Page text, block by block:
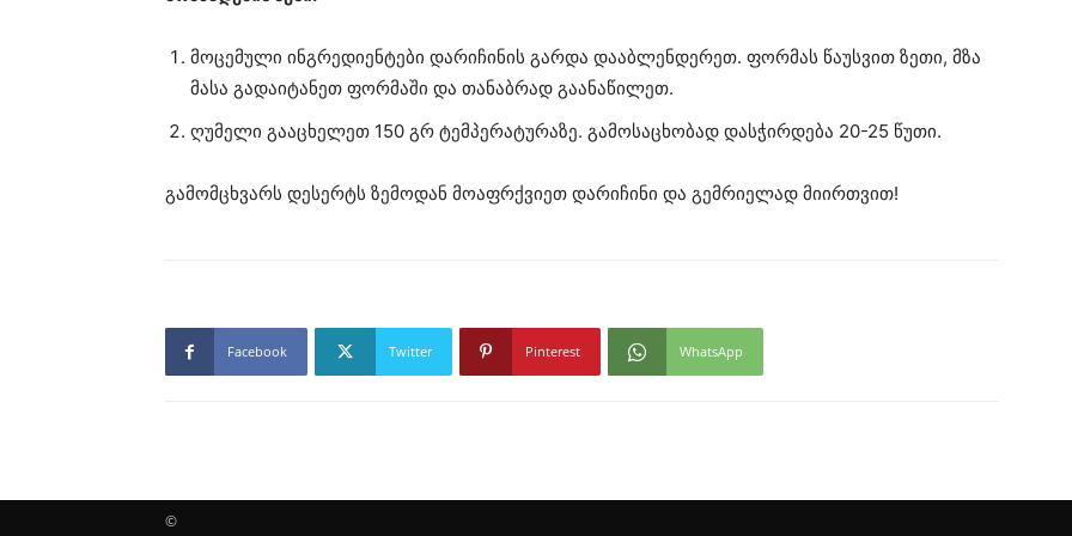
მოცემული ინგრედიენტები დარიჩინის გარდა დააბლენდერეთ. ფორმას წაუსვით ზეთი, მზა
მასა გადაიტანეთ ფორმაში და თანაბრად გაანაწილეთ.
ღუმელი გააცხელეთ 150 გრ ტემპერატურაზე. გამოსაცხობად დასჭირდება 20-25 წუთი.
გამომცხვარს დესერტს ზემოდან მოაფრქვიეთ დარიჩინი და გემრიელად მიირთვით!
Facebook Twitter Pinterest WhatsApp
©